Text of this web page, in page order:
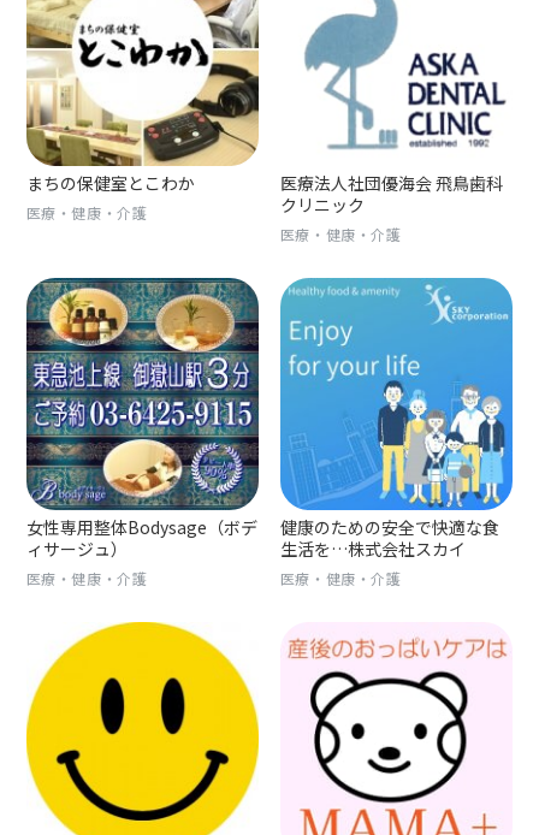
まちの保健室とこわか
医療・健康・介護
医療法人社団優海会 飛鳥歯科
クリニック
医療・健康・介護
女性専用整体Bodysage（ボデ
ィサージュ）
医療・健康・介護
健康のための安全で快適な食
生活を…株式会社スカイ
医療・健康・介護